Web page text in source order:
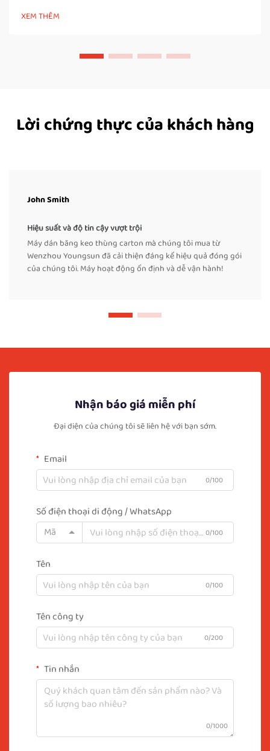
và làm nguội, tạo ra mối hàn chắc chắn và kín khí. Khác với các
máy hàn xung thủ công, máy hàn băng…
XEM THÊM
Lời chứng thực của khách hàng
John Smith
Hiệu suất và độ tin cậy vượt trội
Máy dán băng keo thùng carton mà chúng tôi mua từ
Wenzhou Youngsun đã cải thiện đáng kể hiệu quả đóng gói
của chúng tôi. Máy hoạt động ổn định và dễ vận hành!
Nhận báo giá miễn phí
Đại diện của chúng tôi sẽ liên hệ với bạn sớm.
Email
0/100
Số điện thoại di động / WhatsApp
Mã
0/100
Tên
0/100
Tên công ty
0/200
Tin nhắn
0/1000